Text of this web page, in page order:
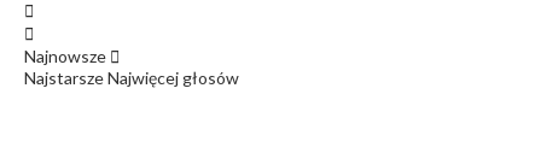
Najnowsze
NajstarszeNajwięcej głosów